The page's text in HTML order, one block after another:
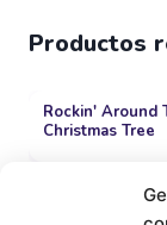
Productos
Rockin' Around
Christmas Tree
Radetzky March